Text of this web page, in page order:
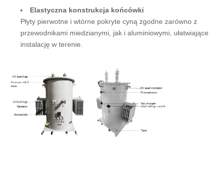
Elastyczna konstrukcja końcówki
Płyty pierwotne i wtórne pokryte cyną zgodne zarówno z
przewodnikami miedzianymi, jak i aluminiowymi, ułatwiające
instalację w terenie.